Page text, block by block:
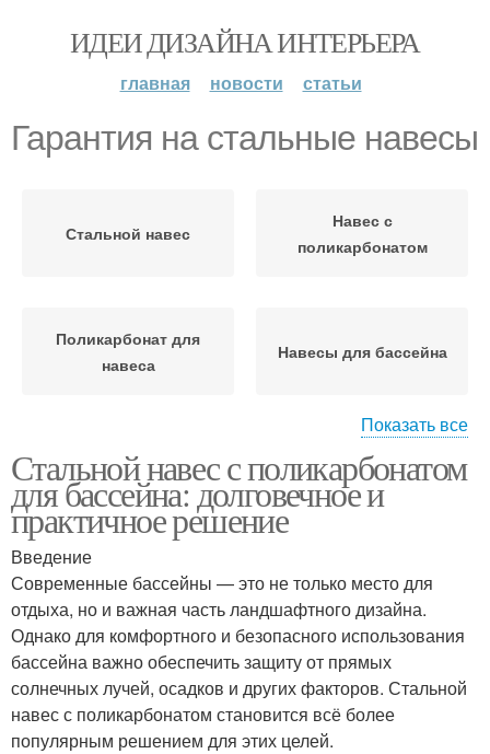
ИДЕИ ДИЗАЙНА ИНТЕРЬЕРА
главная новости статьи
Гарантия на стальные навесы
Стальной навес
Навес с
поликарбонатом
Поликарбонат для
навеса
Навесы для бассейна
Материал для навесов Навесы на стойках
Раздвижной навес Навес для бассейна
Закрытый навес
Навесы с
поликарбонатом
Показать все
Стальной навес с поликарбонатом
для бассейна: долговечное и
практичное решение
Введение
Современные бассейны — это не только место для
отдыха, но и важная часть ландшафтного дизайна.
Однако для комфортного и безопасного использования
бассейна важно обеспечить защиту от прямых
солнечных лучей, осадков и других факторов. Стальной
навес с поликарбонатом становится всё более
популярным решением для этих целей.